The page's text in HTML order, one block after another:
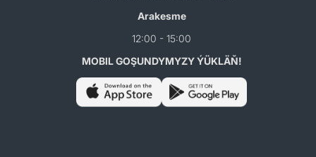
Arakesme
12:00 - 15:00
MOBIL GOŞUNDYMYZY ÝÜKLÄŇ!